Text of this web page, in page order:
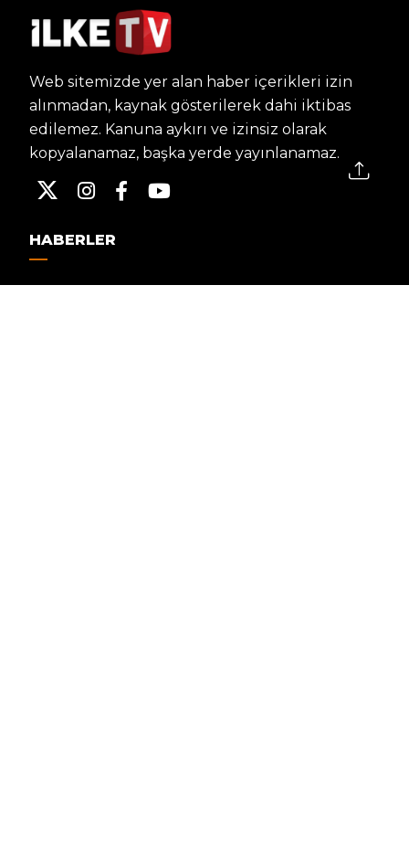
Web sitemizde yer alan haber içerikleri izin
alınmadan, kaynak gösterilerek dahi iktibas
edilemez. Kanuna aykırı ve izinsiz olarak
kopyalanamaz, başka yerde yayınlanamaz.
HABERLER